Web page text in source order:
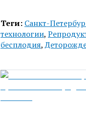
Теги: Санкт-
технологии,
бесплодия,